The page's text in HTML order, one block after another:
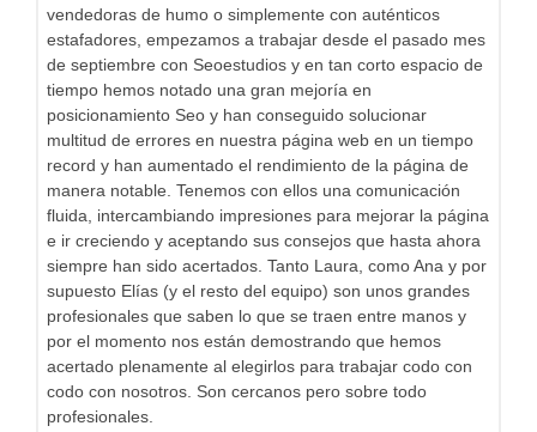
vendedoras de humo o simplemente con auténticos
estafadores, empezamos a trabajar desde el pasado mes
de septiembre con Seoestudios y en tan corto espacio de
tiempo hemos notado una gran mejoría en
posicionamiento Seo y han conseguido solucionar
multitud de errores en nuestra página web en un tiempo
record y han aumentado el rendimiento de la página de
manera notable. Tenemos con ellos una comunicación
fluida, intercambiando impresiones para mejorar la página
e ir creciendo y aceptando sus consejos que hasta ahora
siempre han sido acertados. Tanto Laura, como Ana y por
supuesto Elías (y el resto del equipo) son unos grandes
profesionales que saben lo que se traen entre manos y
por el momento nos están demostrando que hemos
acertado plenamente al elegirlos para trabajar codo con
codo con nosotros. Son cercanos pero sobre todo
profesionales.